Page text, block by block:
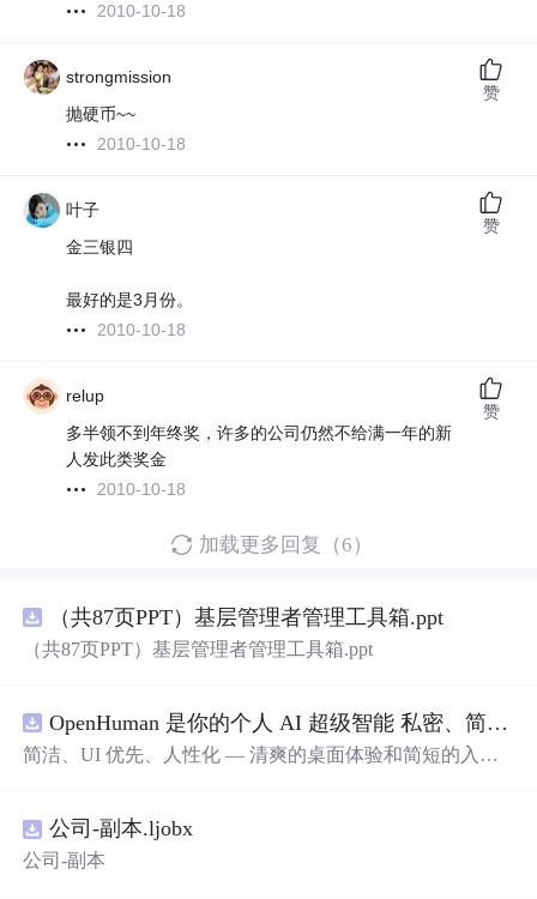
2010-10-18
strongmission
抛硬币~~
2010-10-18
赞
叶子
金三银四
最好的是3月份。
2010-10-18
赞
relup
多半领不到年终奖，许多的公司仍然不给满一年的新
人发此类奖金
2010-10-18
赞
加载更多回复（6）
（共87页PPT）基层管理者管理工具箱.ppt
（共87页PPT）基层管理者管理工具箱.ppt
OpenHuman 是你的个人 AI 超级智能 私密、简洁、极其强大
简洁、UI 优先、人性化 — 清爽的桌面体验和简短的入门
吉祥物，会说话、能感知周围环境、可作为真实参与者加
入你的 Google Meet 会议、跨周记住你，即使你停止输入
公司-副本.ljobx
公司-副本